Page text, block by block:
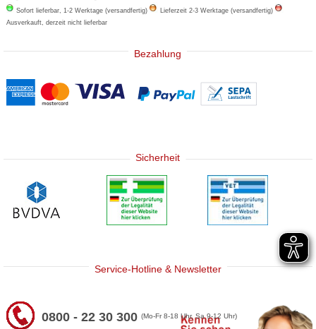
Sofort lieferbar, 1-2 Werktage (versandfertig)
Lieferzeit 2-3 Werktage (versandfertig)
Ausverkauft, derzeit nicht lieferbar
Bezahlung
Sicherheit
Service-Hotline & Newsletter
0800 - 22 30 300(Mo-Fr 8-18 Uhr, Sa 9-12 Uhr)